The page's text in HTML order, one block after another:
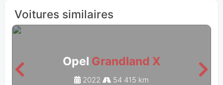
Voitures similaires
Opel Grandland X
2022 54 415 km